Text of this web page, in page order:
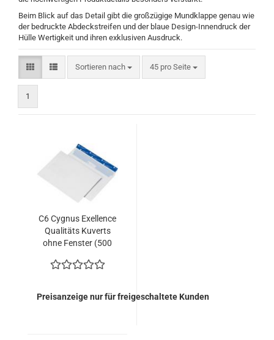
Beim Blick auf das Detail gibt die großzügige Mundklappe genau wie
der bedruckte Abdeckstreifen und der blaue Design-Innendruck der
Hülle Wertigkeit und ihren exklusiven Ausdruck.
Sortieren nach
Sortieren nach 45 pro Seite
pro Seite
1
C6 Cygnus Exellence
Qualitäts Kuverts
ohne Fenster (500
EURO)
Preisanzeige nur für freigeschaltete Kunden